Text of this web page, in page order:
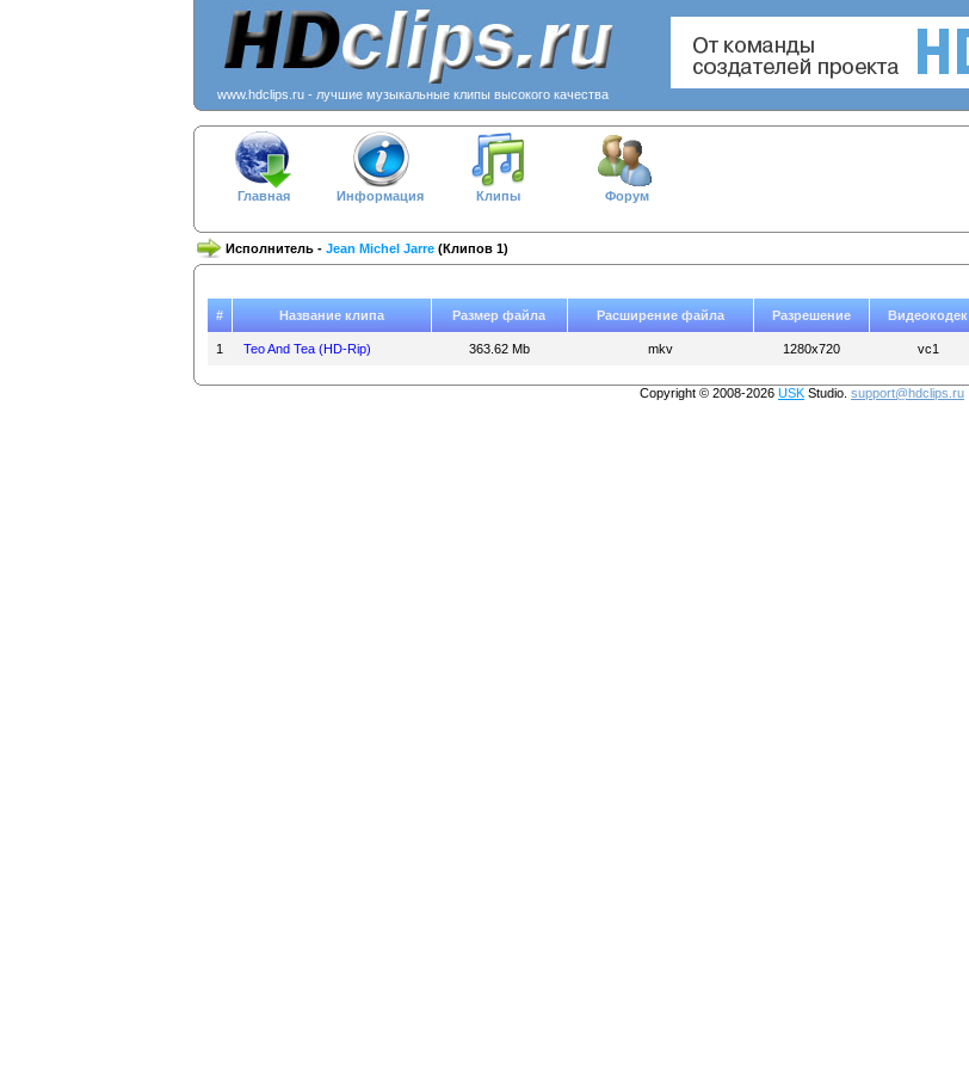
www.hdclips.ru - лучшие музыкальные клипы высокого качества
Главная Информация Клипы Форум
Исполнитель - Jean Michel Jarre (Клипов 1)
# Название клипа Размер файла Расширение файла Разрешение Видеокодек
1 Teo And Tea (HD-Rip) 363.62 Mb mkv 1280x720 vc1
Copyright © 2008-2026 USK Studio. support@hdclips.ru